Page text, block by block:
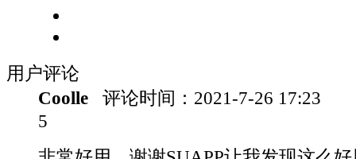
用户评论
Coolle
评论时间： 2021-7-26 17:23
5